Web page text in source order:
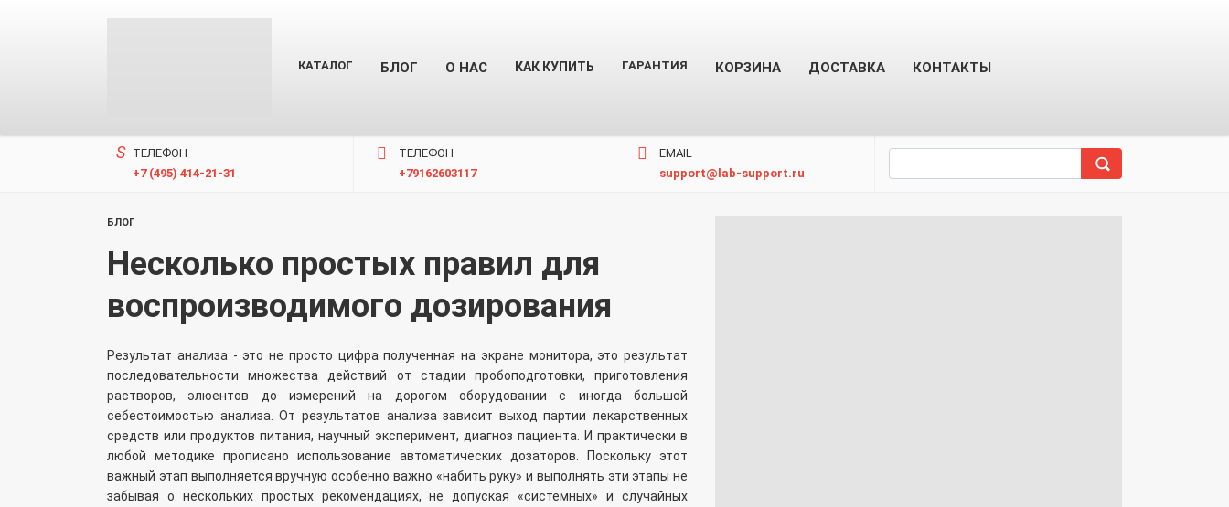
КАТАЛОГ БЛОГ О НАС КАК КУПИТЬ ГАРАНТИЯ КОРЗИНА ДОСТАВКА КОНТАКТЫ
ТЕЛЕФОН
+7 (495) 414-21-31
TЕЛЕФОН
+79162603117
EMAIL
support@lab-support.ru
БЛОГ
Несколько простых правил для
воспроизводимого дозирования
Результат анализа - это не просто цифра полученная на экране монитора, это результат
последовательности множества действий от стадии пробоподготовки, приготовления
растворов, элюентов до измерений на дорогом оборудовании с иногда большой
себестоимостью анализа. От результатов анализа зависит выход партии лекарственных
средств или продуктов питания, научный эксперимент, диагноз пациента. И практически в
любой методике прописано использование автоматических дозаторов. Поскольку этот
важный этап выполняется вручную особенно важно «набить руку» и выполнять эти этапы не
забывая о нескольких простых рекомендациях, не допуская «системных» и случайных